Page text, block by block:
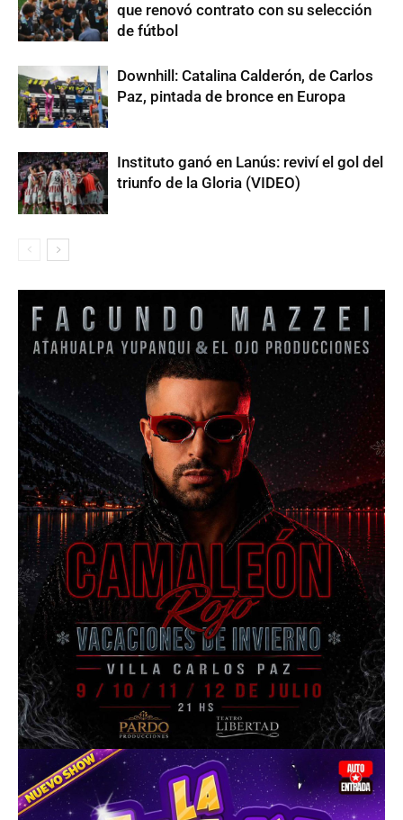
que renovó contrato con su selección
de fútbol
Downhill: Catalina Calderón, de Carlos
Paz, pintada de bronce en Europa
Instituto ganó en Lanús: reviví el gol del
triunfo de la Gloria (VIDEO)